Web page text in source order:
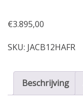
€3.895,00
SKU: JACB12HAFR
Beschrijving